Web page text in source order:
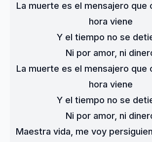
La muerte es el mensajero que
hora viene
Y el tiempo no se
Ni por amor, ni
La muerte es el mensajero que
hora viene
Y el tiempo no se
Ni por amor, ni
Maestra vida, me voy